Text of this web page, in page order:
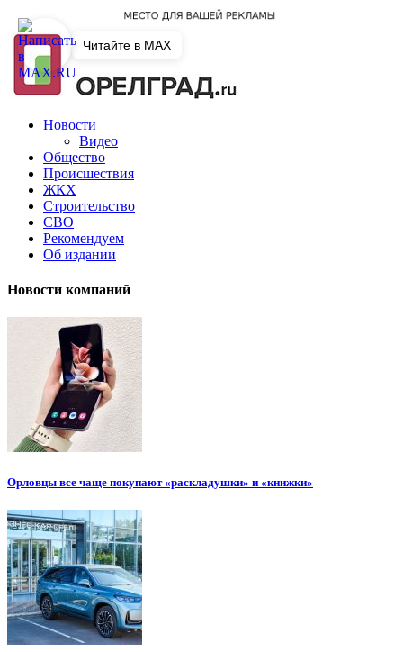
Новости
Видео
Общество
Происшествия
ЖКХ
Строительство
СВО
Рекомендуем
Об издании
Новости компаний
Орловцы все чаще покупают «раскладушки» и «книжки»
Читайте в MAX